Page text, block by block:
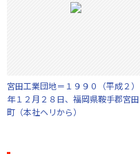
宮田工業団地＝１９９０（平成２）
年１２月２８日、福岡県鞍手郡宮田
町（本社ヘリから）